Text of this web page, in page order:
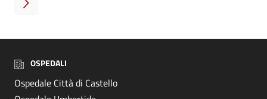
Pagina successiva
OSPEDALI
Ospedale Città di Castello